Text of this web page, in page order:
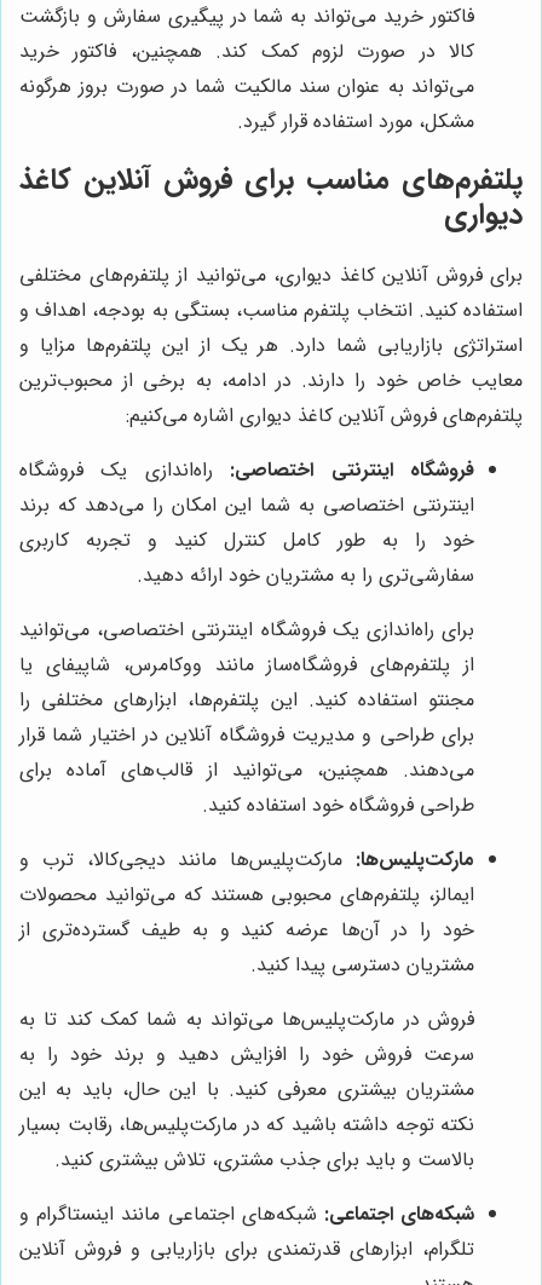
فاکتور خرید می‌تواند به شما در پیگیری سفارش و بازگشت
کالا در صورت لزوم کمک کند. همچنین، فاکتور خرید
می‌تواند به عنوان سند مالکیت شما در صورت بروز هرگونه
مشکل، مورد استفاده قرار گیرد.
پلتفرم‌های مناسب برای فروش آنلاین کاغذ
دیواری
برای فروش آنلاین کاغذ دیواری، می‌توانید از پلتفرم‌های مختلفی
استفاده کنید. انتخاب پلتفرم مناسب، بستگی به بودجه، اهداف و
استراتژی بازاریابی شما دارد. هر یک از این پلتفرم‌ها مزایا و
معایب خاص خود را دارند. در ادامه، به برخی از محبوب‌ترین
پلتفرم‌های فروش آنلاین کاغذ دیواری اشاره می‌کنیم:
فروشگاه اینترنتی اختصاصی: راه‌اندازی یک فروشگاه
اینترنتی اختصاصی به شما این امکان را می‌دهد که برند
خود را به طور کامل کنترل کنید و تجربه کاربری
سفارشی‌تری را به مشتریان خود ارائه دهید.
برای راه‌اندازی یک فروشگاه اینترنتی اختصاصی، می‌توانید
از پلتفرم‌های فروشگاه‌ساز مانند ووکامرس، شاپیفای یا
مجنتو استفاده کنید. این پلتفرم‌ها، ابزارهای مختلفی را
برای طراحی و مدیریت فروشگاه آنلاین در اختیار شما قرار
می‌دهند. همچنین، می‌توانید از قالب‌های آماده برای
طراحی فروشگاه خود استفاده کنید.
مارکت‌پلیس‌ها: مارکت‌پلیس‌ها مانند دیجی‌کالا، ترب و
ایمالز، پلتفرم‌های محبوبی هستند که می‌توانید محصولات
خود را در آن‌ها عرضه کنید و به طیف گسترده‌تری از
مشتریان دسترسی پیدا کنید.
فروش در مارکت‌پلیس‌ها می‌تواند به شما کمک کند تا به
سرعت فروش خود را افزایش دهید و برند خود را به
مشتریان بیشتری معرفی کنید. با این حال، باید به این
نکته توجه داشته باشید که در مارکت‌پلیس‌ها، رقابت بسیار
بالاست و باید برای جذب مشتری، تلاش بیشتری کنید.
شبکه‌های اجتماعی: شبکه‌های اجتماعی مانند اینستاگرام و
تلگرام، ابزارهای قدرتمندی برای بازاریابی و فروش آنلاین